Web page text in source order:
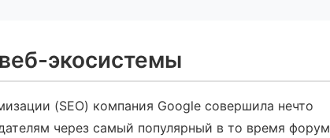
экосистемы
(SEO) компания Google совершила нечто
через самый популярный в то время форум